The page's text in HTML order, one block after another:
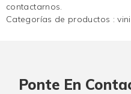
contactarnos.
Categorías de productos :
Ponte En